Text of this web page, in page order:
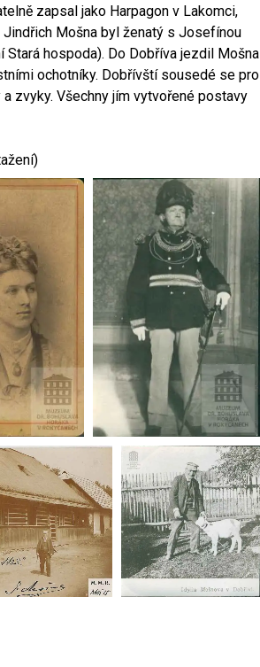
zapsal jako Harpagon v Lakomci,
Mošna byl ženatý s Josefínou
hospoda). Do Dobříva jezdil Mošna
ochotníky. Dobřívští sousedé se pro
zvyky. Všechny jím vytvořené postavy